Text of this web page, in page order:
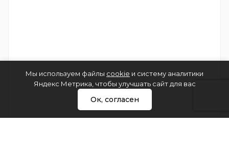
Мы используем файлы cookie и систему аналитики
Яндекс Метрика, чтобы улучшать сайт для вас
Ок, согласен